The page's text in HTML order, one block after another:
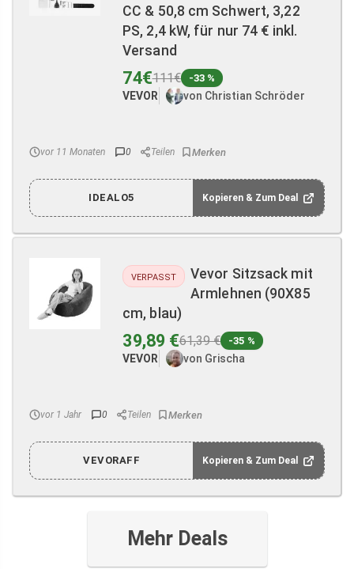
CC & 50,8 cm Schwert, 3,22
PS, 2,4 kW, für nur 74 € inkl.
Versand
74€111€ -33 %
VEVOR von Christian Schröder
vor 11 Monaten 0 Teilen
IDEALO5 Kopieren & Zum Deal
VERPASST
Vevor Sitzsack mit
Armlehnen (90X85
cm, blau)
39,89 €61,39 € -35 %
VEVOR von Grischa
vor 1 Jahr 0 Teilen
VEVORAFF Kopieren & Zum Deal
Mehr Deals